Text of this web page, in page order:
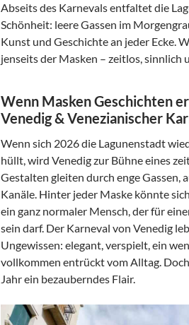
Abseits des Karnevals entfaltet die
Schönheit: leere Gassen im
Kunst und Geschichte an jeder Ecke.
jenseits der Masken – zeitlos, sinnlich
Wenn Masken Geschichten
Venedig & Venezianischer
Wenn sich 2026 die Lagunenstadt
hüllt, wird Venedig zur Bühne eines
Gestalten gleiten durch enge Gassen,
Kanäle. Hinter jeder Maske könnte
ein ganz normaler Mensch, der für
sein darf. Der Karneval von Venedig
Ungewissen: elegant, verspielt, ein
vollkommen entrückt vom Alltag.
Jahr ein bezauberndes Flair.